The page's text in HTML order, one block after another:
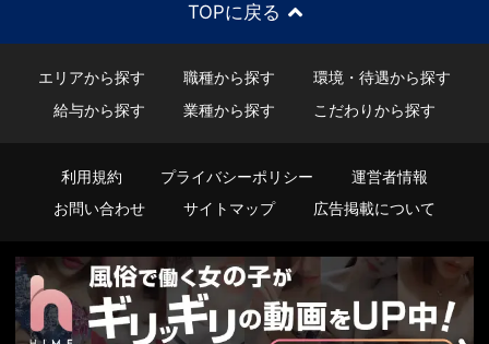
TOPに戻る
エリアから探す 職種から探す
環境・待遇から探す
給与から探す
業種から探す こだわりから探す
利用規約 プライバシーポリシー
運営者情報
お問い合わせ
サイトマップ 広告掲載について